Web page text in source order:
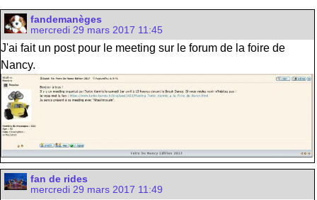
fandemanèges
mercredi 29 mars 2017 11:45
J'ai fait un post pour le meeting sur le forum de la foire de
Nancy.
fan de rides
mercredi 29 mars 2017 11:49